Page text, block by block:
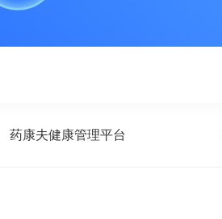
药康夫健康管理平台